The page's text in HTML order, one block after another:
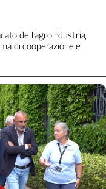
dell’agroindustria,
di cooperazione e